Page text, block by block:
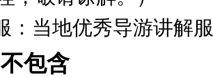
：当地优秀导游讲解
包含